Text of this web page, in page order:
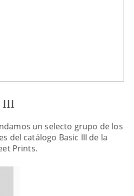
III
un selecto grupo de los
del catálogo Basic III de la
Prints.